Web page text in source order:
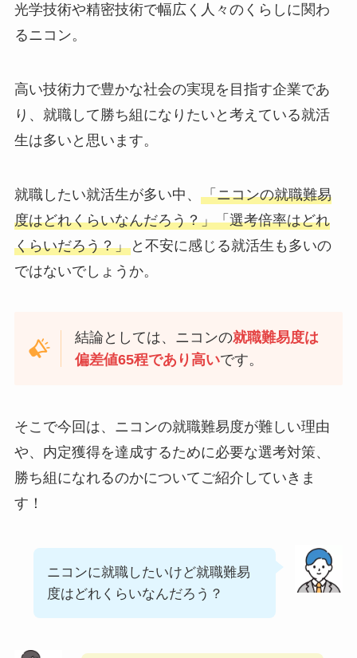
光学技術や精密技術で幅広く人々のくらしに関わ
るニコン。
高い技術力で豊かな社会の実現を目指す企業であ
り、就職して勝ち組になりたいと考えている就活
生は多いと思います。
就職したい就活生が多い中、 「ニコンの就職難易
度はどれくらいなんだろう？」「選考倍率はどれ
くらいだろう？」と不安に感じる就活生も多いの
ではないでしょうか。
結論としては、ニコンの就職難易度は
偏差値65程であり高いです。
そこで今回は、ニコンの就職難易度が難しい理由
や、内定獲得を達成するために必要な選考対策、
勝ち組になれるのかについてご紹介していきま
す！
ニコンに就職したいけど就職難易
度はどれくらいなんだろう？